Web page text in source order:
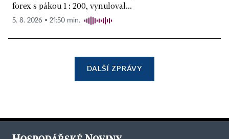
forex s pákou 1 : 200, vynuloval...
5. 8. 2026 ▪ 21:50 min.
DALŠÍ ZPRÁVY